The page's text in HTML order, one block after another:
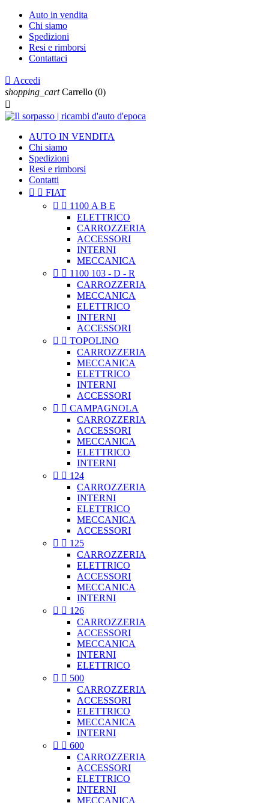
Auto in vendita
Chi siamo
Spedizioni
Resi e rimborsi
Contattaci
 Accedi
shopping_cart Carrello (0)

AUTO IN VENDITA
Chi siamo
Spedizioni
Resi e rimborsi
Contatti
  FIAT
  1100 A B E
ELETTRICO
CARROZZERIA
ACCESSORI
INTERNI
MECCANICA
  1100 103 - D - R
CARROZZERIA
MECCANICA
ELETTRICO
INTERNI
ACCESSORI
  TOPOLINO
CARROZZERIA
MECCANICA
ELETTRICO
INTERNI
ACCESSORI
  CAMPAGNOLA
CARROZZERIA
ACCESSORI
MECCANICA
ELETTRICO
INTERNI
  124
CARROZZERIA
INTERNI
ELETTRICO
MECCANICA
ACCESSORI
  125
CARROZZERIA
ELETTRICO
ACCESSORI
MECCANICA
INTERNI
  126
CARROZZERIA
ACCESSORI
MECCANICA
INTERNI
ELETTRICO
  500
CARROZZERIA
ACCESSORI
ELETTRICO
MECCANICA
INTERNI
  600
CARROZZERIA
ACCESSORI
ELETTRICO
INTERNI
MECCANICA